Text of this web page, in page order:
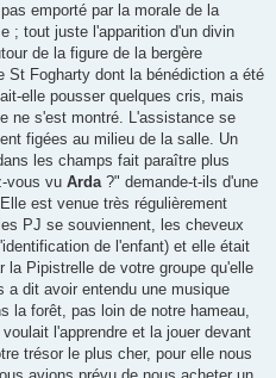
emporté par la morale de la
; tout juste l'apparition d'un divin
de la figure de la bergère
St Fogharty dont la bénédiction a été
elle pousser quelques cris, mais
ne s'est montré. L'assistance se
figées au milieu de la salle. Un
les champs fait paraître plus
vous vu Arda?" demande-t-ils d'une
est venue très régulièrement
PJ se souviennent, les cheveux
de l'enfant) et elle était
la Pipistrelle de votre groupe qu'elle
a dit avoir entendu une musique
la forêt, pas loin de notre hameau,
l'apprendre et la jouer devant
trésor le plus cher, pour elle nous